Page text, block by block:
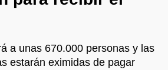
a unas 670.000 personas y las
estarán eximidas de pagar